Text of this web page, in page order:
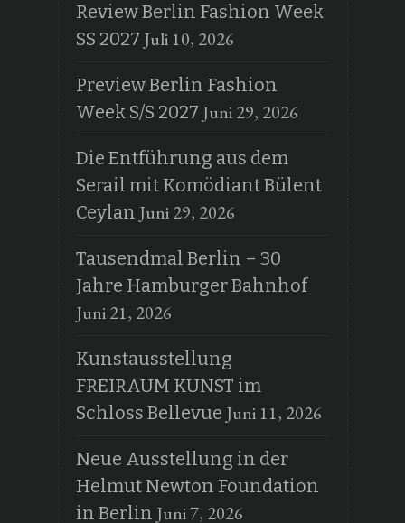
Review Berlin Fashion Week
SS 2027 Juli 10, 2026
Preview Berlin Fashion
Week S/S 2027 Juni 29, 2026
Die Entführung aus dem
Serail mit Komödiant Bülent
Ceylan Juni 29, 2026
Tausendmal Berlin – 30
Jahre Hamburger Bahnhof
Juni 21, 2026
Kunstausstellung
FREIRAUM KUNST im
Schloss Bellevue Juni 11, 2026
Neue Ausstellung in der
Helmut Newton Foundation
in Berlin Juni 7, 2026